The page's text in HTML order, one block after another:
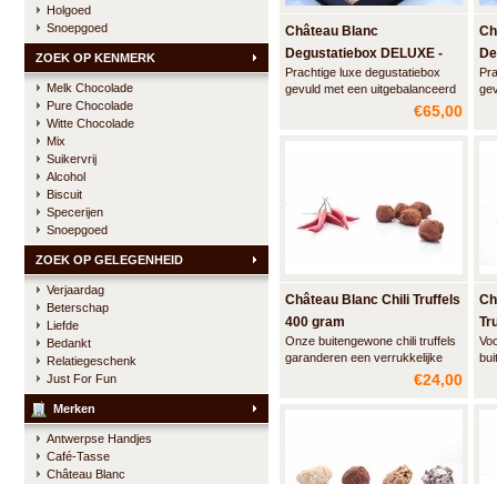
Holgoed
Snoepgoed
ZOEK OP KENMERK
Melk Chocolade
Pure Chocolade
Witte Chocolade
Mix
Suikervrij
Alcohol
Biscuit
Specerijen
Snoepgoed
ZOEK OP GELEGENHEID
Verjaardag
Beterschap
Liefde
Bedankt
Relatiegeschenk
Just For Fun
Merken
Antwerpse Handjes
Café-Tasse
Château Blanc
Château Blanc
Degustatiebox DELUXE -
1000 gram
Prachtige luxe degustatiebox
gevuld met een uitgebalanceerd
assortiment ambachtelijke
pralines, truffels en likeurparels
€65,00
Château Blanc Chili Truffels
400 gram
Onze buitengewone chili truffels
garanderen een verrukkelijke
achtbaan ervaring voor uw
aangename pikante tinteling.
€24,00